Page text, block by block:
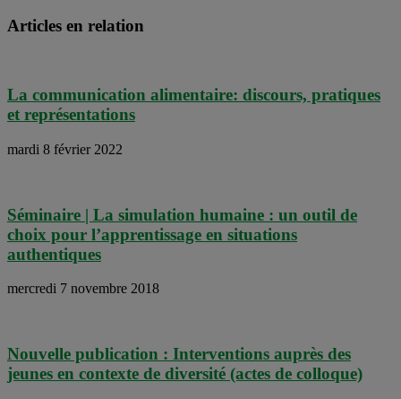
Articles en relation
La communication alimentaire: discours, pratiques
et représentations
mardi 8 février 2022
Séminaire | La simulation humaine : un outil de
choix pour l’apprentissage en situations
authentiques
mercredi 7 novembre 2018
Nouvelle publication : Interventions auprès des
jeunes en contexte de diversité (actes de colloque)